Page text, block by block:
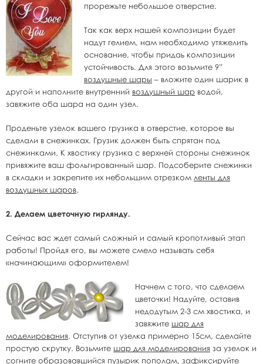
прорежьте небольшое отверстие.
Так как верх нашей композиции будет
надут гелием, нам необходимо утяжелить
основание, чтобы придаь композиции
устойчивость. Для этого возьмите 9”
воздушные шары – вложите один шарик в
другой и наполните внутренний воздушный шар водой,
завяжите оба шара на один узел.
Проденьте узелок вашего грузика в отверстие, которое вы
сделали в снежинках. Грузик должен быть спрятан под
снежинками. К хвостику грузика с верхней стороны снежинок
привяжите ваш фольгированный шар. Подсоберите снежинки
в складки и закрепите их небольшим отрезком ленты для
воздушных шаров.
2. Делаем цветочную гирлянду.
Сейчас вас ждет самый сложный и самый кропотливый этап
работы! Пройдя его, вы можете смело называть себя
«начинающим» оформителем!
Начнем с того, что сделаем
цветочки! Надуйте, оставив
недодутым 2-3 см хвостика, и
завяжите шар для
моделирования. Отступив от узелка примерно 15см, сделайте
простую скрутку. Возьмите шар для моделирования за узелок и
согните образовавшийся пузырик пополам, зафиксируйте